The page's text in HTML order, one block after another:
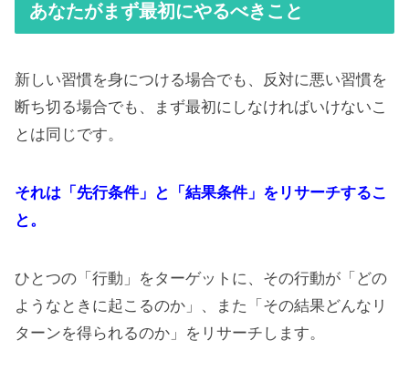
あなたがまず最初にやるべきこと
新しい習慣を身につける場合でも、反対に悪い習慣を
断ち切る場合でも、まず最初にしなければいけないこ
とは同じです。
それは「先行条件」と「結果条件」をリサーチするこ
と。
ひとつの「行動」をターゲットに、その行動が「どの
ようなときに起こるのか」、また「その結果どんなリ
ターンを得られるのか」をリサーチします。